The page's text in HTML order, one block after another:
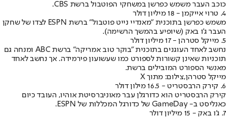
כוכב העבר משמש כפרשן במשחקי הפוטבול ברשת CBS.
4. טרוי אייקמן - 18 מיליון דולר
משמש כפרשן בתוכנית "מאנדיי נייט פוטבול" ברשת ESPN לצדו של שחקן
העבר ג'ו באק (שיופיע בהמשך הרשימה).
5. מייקל סטרהן - 17 מיליון דולר
נחשב לאחד העוגנים בתוכנית "בוקר טוב אמריקה" ברשת ABC ומנחה גם
תוכניות שאינן קשורות לספורט כמו שעשועון פירמידה. אך נחשב לאחד
מאנשי הספורט המובילים ברשת.
מייקל סטרהן,צילום: מתוך X
6. קירק הרבסטריט - 16.5 מילון דולר
קירק הרבסטריט הוא כדורגלן עבר מאוניברסיטת אוהיו, העובד כיום
כאנליסט ב- GameDay של כדורגל המכללות של ESPN.
7. ג'ו באק - 15 מיליון דולר